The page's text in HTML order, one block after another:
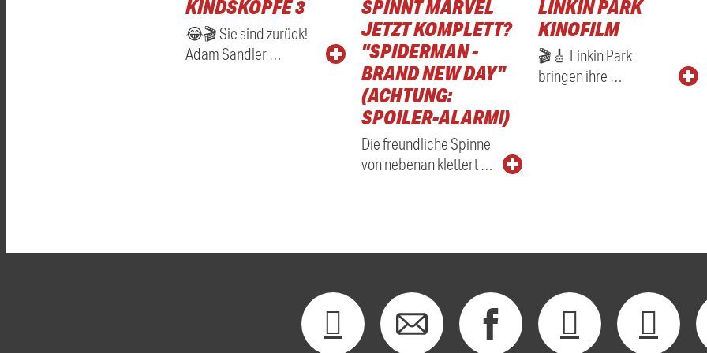
KINDSKÖPFE 3
😂🎬 Sie sind zurück!
Adam Sandler …
SPINNT MARVEL
JETZT KOMPLETT?
"SPIDERMAN -
BRAND NEW DAY"
(ACHTUNG:
SPOILER-ALARM!)
Die freundliche Spinne
von nebenan klettert …
LINKIN PARK
KINOFILM
🎬🎸 Linkin Park
bringen ihre …